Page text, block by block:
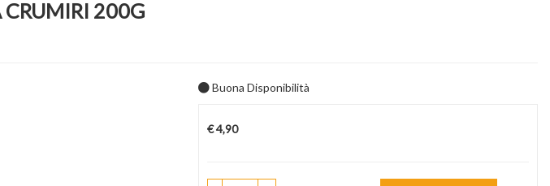
CRUMIRI 200G
Buona Disponibilità
Prezzo
€ 4,90